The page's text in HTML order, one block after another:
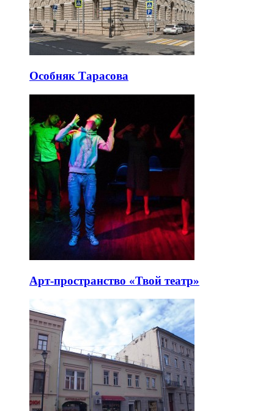
Особняк Тарасова
Арт-пространство «Твой театр»